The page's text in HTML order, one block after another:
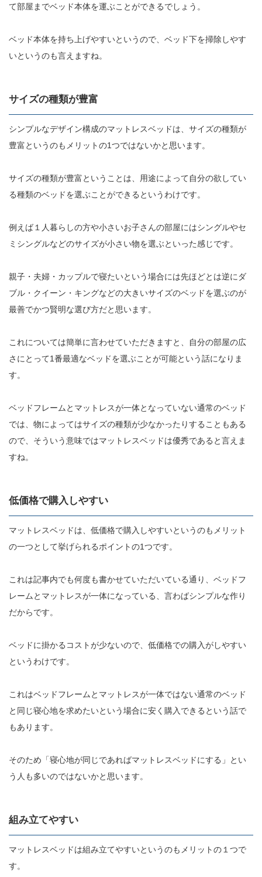
て部屋までベッド本体を運ぶことができるでしょう。
ベッド本体を持ち上げやすいというので、ベッド下を掃除しやす
いというのも言えますね。
サイズの種類が豊富
シンプルなデザイン構成のマットレスベッドは、サイズの種類が
豊富というのもメリットの1つではないかと思います。
サイズの種類が豊富ということは、用途によって自分の欲してい
る種類のベッドを選ぶことができるというわけです。
例えば１人暮らしの方や小さいお子さんの部屋にはシングルやセ
ミシングルなどのサイズが小さい物を選ぶといった感じです。
親子・夫婦・カップルで寝たいという場合には先ほどとは逆にダ
ブル・クイーン・キングなどの大きいサイズのベッドを選ぶのが
最善でかつ賢明な選び方だと思います。
これについては簡単に言わせていただきますと、自分の部屋の広
さにとって1番最適なベッドを選ぶことが可能という話になりま
す。
ベッドフレームとマットレスが一体となっていない通常のベッド
では、物によってはサイズの種類が少なかったりすることもある
ので、そういう意味ではマットレスベッドは優秀であると言えま
すね。
低価格で購入しやすい
マットレスベッドは、低価格で購入しやすいというのもメリット
の一つとして挙げられるポイントの1つです。
これは記事内でも何度も書かせていただいている通り、ベッドフ
レームとマットレスが一体になっている、言わばシンプルな作り
だからです。
ベッドに掛かるコストが少ないので、低価格での購入がしやすい
というわけです。
これはベッドフレームとマットレスが一体ではない通常のベッド
と同じ寝心地を求めたいという場合に安く購入できるという話で
もあります。
そのため「寝心地が同じであればマットレスベッドにする」とい
う人も多いのではないかと思います。
組み立てやすい
マットレスベッドは組み立てやすいというのもメリットの１つで
す。